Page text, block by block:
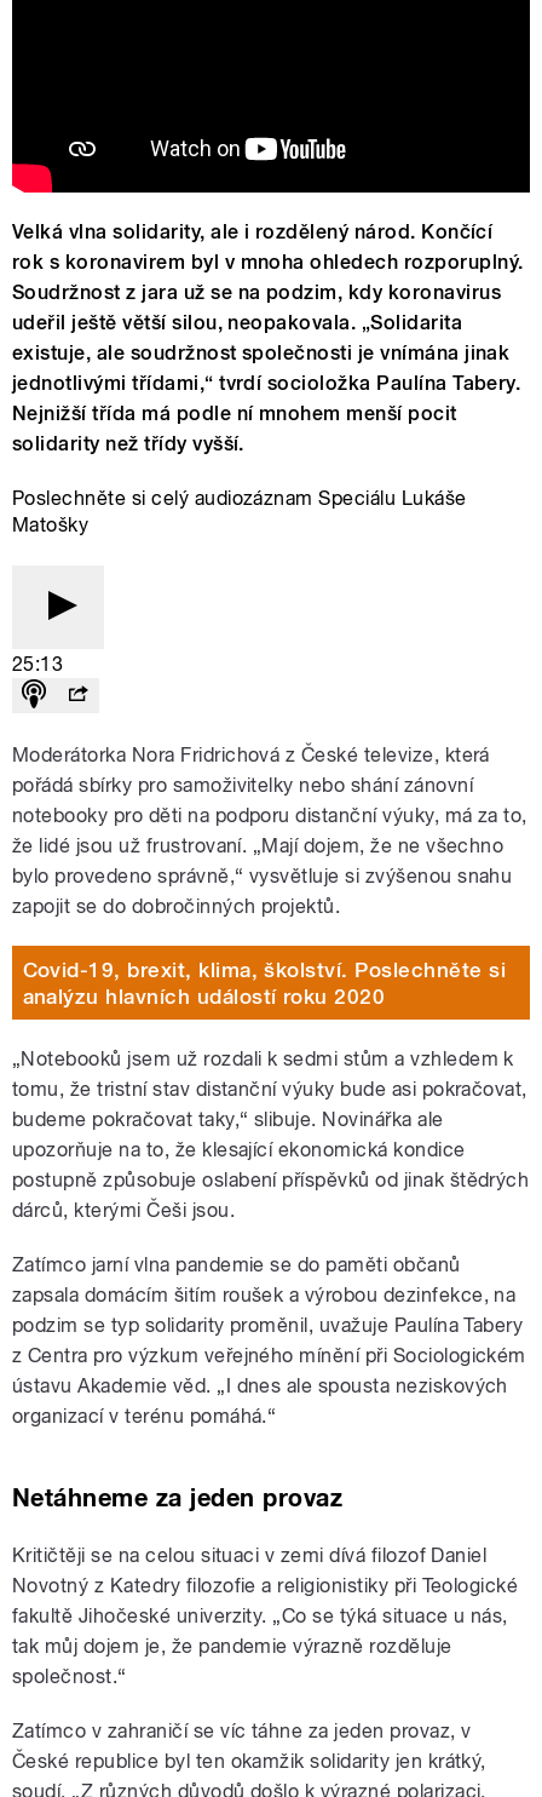
Velká vlna solidarity, ale i rozdělený národ. Končící
rok s koronavirem byl v mnoha ohledech rozporuplný.
Soudržnost z jara už se na podzim, kdy koronavirus
udeřil ještě větší silou, neopakovala. „Solidarita
existuje, ale soudržnost společnosti je vnímána jinak
jednotlivými třídami,“ tvrdí socioložka Paulína Tabery.
Nejnižší třída má podle ní mnohem menší pocit
solidarity než třídy vyšší.
Poslechněte si celý audiozáznam Speciálu Lukáše
Matošky
25:13
Moderátorka Nora Fridrichová z České televize, která
pořádá sbírky pro samoživitelky nebo shání zánovní
notebooky pro děti na podporu distanční výuky, má za to,
že lidé jsou už frustrovaní. „Mají dojem, že ne všechno
bylo provedeno správně,“ vysvětluje si zvýšenou snahu
zapojit se do dobročinných projektů.
Covid-19, brexit, klima, školství. Poslechněte si
analýzu hlavních událostí roku 2020
„Notebooků jsem už rozdali k sedmi stům a vzhledem k
tomu, že tristní stav distanční výuky bude asi pokračovat,
budeme pokračovat taky,“ slibuje. Novinářka ale
upozorňuje na to, že klesající ekonomická kondice
postupně způsobuje oslabení příspěvků od jinak štědrých
dárců, kterými Češi jsou.
Zatímco jarní vlna pandemie se do paměti občanů
zapsala domácím šitím roušek a výrobou dezinfekce, na
podzim se typ solidarity proměnil, uvažuje Paulína Tabery
z Centra pro výzkum veřejného mínění při Sociologickém
ústavu Akademie věd. „I dnes ale spousta neziskových
organizací v terénu pomáhá.“
Netáhneme za jeden provaz
Kritičtěji se na celou situaci v zemi dívá filozof Daniel
Novotný z Katedry filozofie a religionistiky při Teologické
fakultě Jihočeské univerzity. „Co se týká situace u nás,
tak můj dojem je, že pandemie výrazně rozděluje
společnost.“
Zatímco v zahraničí se víc táhne za jeden provaz, v
České republice byl ten okamžik solidarity jen krátký,
soudí. „Z různých důvodů došlo k výrazné polarizaci.